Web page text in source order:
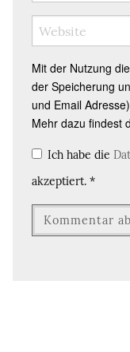
Mit der Nutzung
der Speicherung
und Email
Mehr dazu findest
Ich habe die
akzeptiert. *